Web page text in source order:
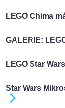
LEGO Chima
GALERIE:
LEGO Star
Star Wars